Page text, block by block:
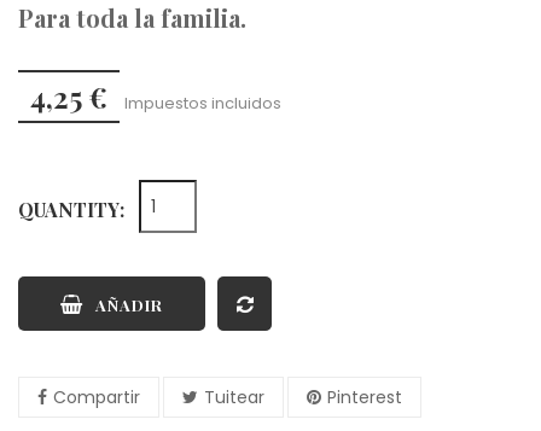
Para toda la familia.
4,25 € Impuestos incluidos
QUANTITY:
AÑADIR
Compartir Tuitear Pinterest